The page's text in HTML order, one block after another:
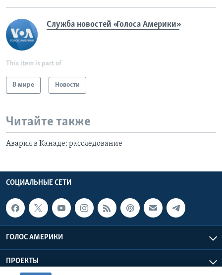
Служба новостей «Голоса Америки»
This item is part of
В мире Новости
Читайте также
Авария в Канаде: расследование
СОЦИАЛЬНЫЕ СЕТИ
ГОЛОС АМЕРИКИ
ПРОЕКТЫ